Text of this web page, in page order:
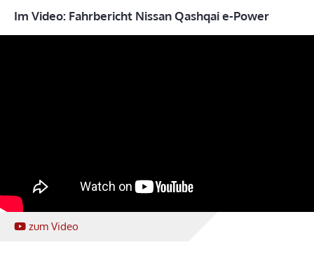
Im Video: Fahrbericht Nissan Qashqai e-Power
zum Video